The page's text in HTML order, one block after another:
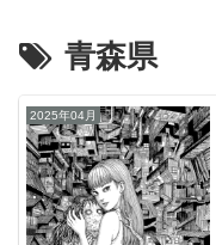
青森県
2025年04月